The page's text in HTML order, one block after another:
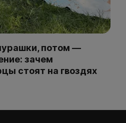
потом —
зачем
стоят на гвоздях